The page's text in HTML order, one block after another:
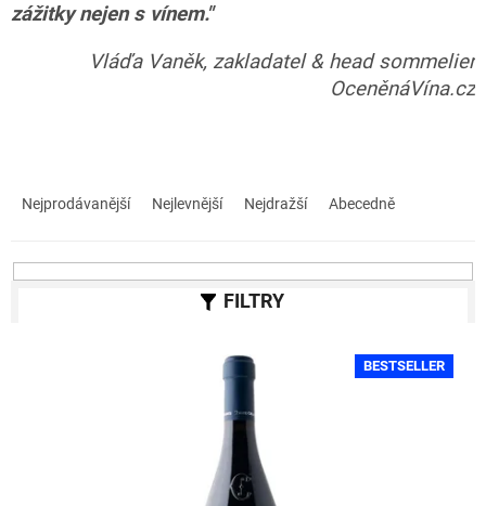
zážitky nejen s vínem."
Vláďa Vaněk, zakladatel & head sommelier
OceněnáVína.cz
n
Nejprodávanější Nejlevnější Nejdražší Abecedně
BESTSELLER